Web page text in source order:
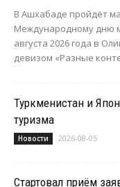
В Ашхабаде пройдёт
Международному дню
августа 2026 года в
девизом «Разные
Туркменистан и
туризма
Новости 2026-08-05
Стартовал приём